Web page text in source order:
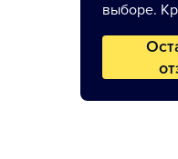
выборе.